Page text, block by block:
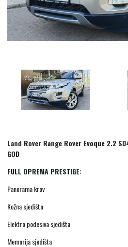
Land Rover Range Rover Evoque 2.2
GOD
FULL OPREMA PRESTIGE:
Panorama krov
Kožna sjedišta
Elektro podesiva sjedišta
Memorija sjedišta